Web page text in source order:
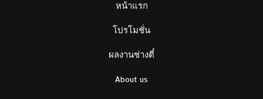
หน้าแรก
โปรโมชั่น
ผลงานช่างตี๋
About us